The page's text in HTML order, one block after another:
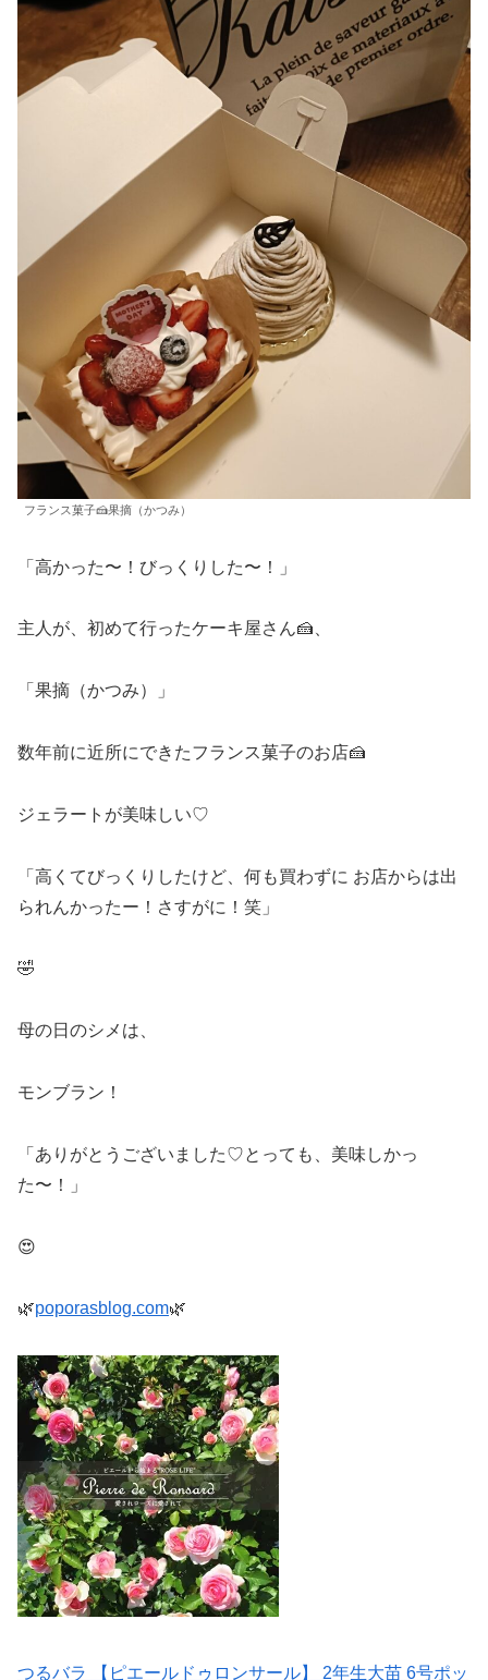
フランス菓子🍰果摘（かつみ）
「高かった〜！びっくりした〜！」
主人が、初めて行ったケーキ屋さん🍰、
「果摘（かつみ）」
数年前に近所にできたフランス菓子のお店🍰
ジェラートが美味しい♡
「高くてびっくりしたけど、何も買わずに お店からは出
られんかったー！さすがに！笑」
🤣
母の日のシメは、
モンブラン！
「ありがとうございました♡とっても、美味しかっ
た〜！」
😍
🌿poporasblog.com🌿
つるバラ 【ピエールドゥロンサール】 2年生大苗 6号ポッ